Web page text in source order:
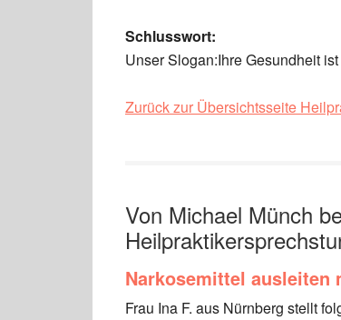
Schlusswort:
Unser Slogan:Ihre Gesundheit
Zurück zur Übersichtsseite
Von Michael Münch
Narkosemittel ausleiten
Frau Ina F. aus Nürnberg stellt